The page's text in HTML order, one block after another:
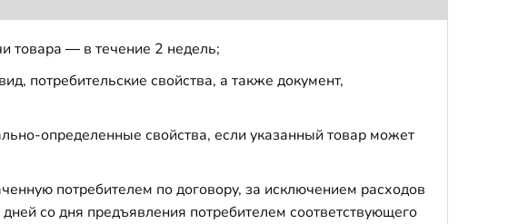
товара — в течение 2 недель;
потребительские свойства, а также документ,
определенные свойства, если указанный товар может
потребителем по договору, за исключением расходов
со дня предъявления потребителем соответствующего